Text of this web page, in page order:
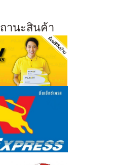
านะสินค้า